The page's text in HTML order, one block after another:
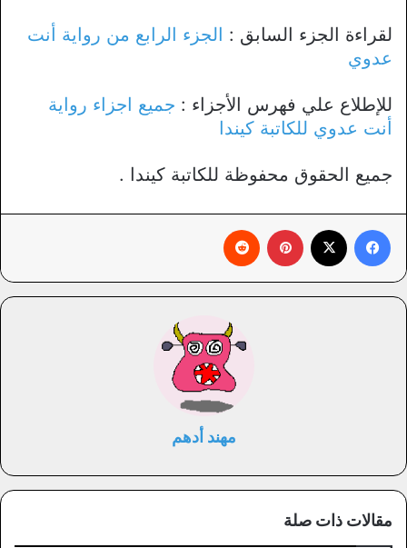
لقراءة الجزء السابق : الجزء الرابع من رواية أنت
عدوي
للإطلاع علي فهرس الأجزاء : جميع اجزاء رواية
أنت عدوي للكاتبة كيندا
جميع الحقوق محفوظة للكاتبة كيندا .
مهند أدهم
مقالات ذات صلة